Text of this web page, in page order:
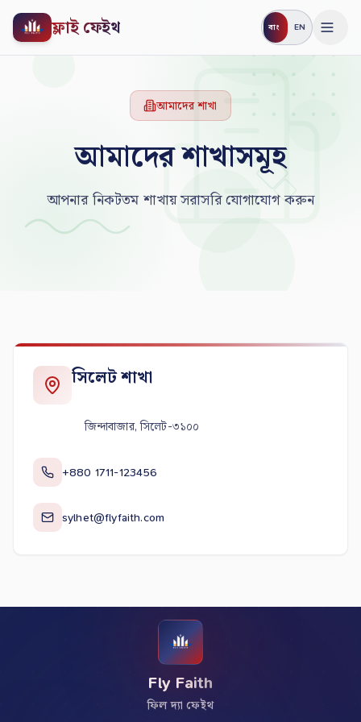
ফ্লাই ফেইথ বাং EN
আমাদের শাখা
আমাদের শাখাসমূহ
আপনার নিকটতম শাখায় সরাসরি যোগাযোগ করুন
সিলেট শাখা
জিন্দাবাজার, সিলেট-৩১০০
+880 1711-123456
sylhet@flyfaith.com
Fly Faith
ফিল দ্যা ফেইথ